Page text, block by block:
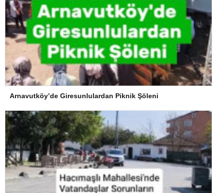
Arnavutköy’de Giresunlulardan Piknik Şöleni